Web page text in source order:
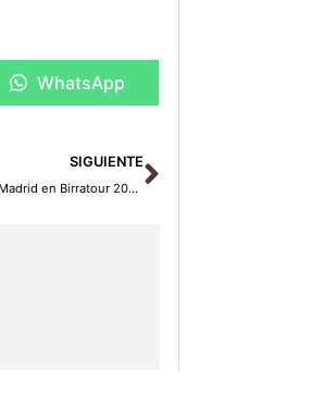
WhatsApp
SIGUIENTE
Los Creadores de Contenido de Viajes Conquistan Madrid en Birratour 2026: Descubriendo los Secretos de la Capital Española
Siguiente